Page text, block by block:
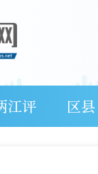
江评 区县